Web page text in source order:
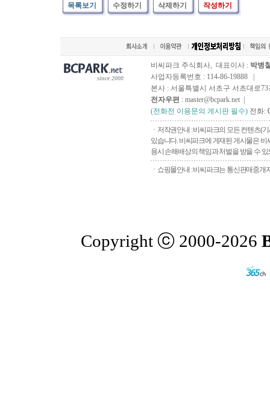
목록보기 수정하기 삭제하기 작성하기
since 2000
비씨파크 주식회사, 대표이사 : 박병
사업자등록번호 : 114-86-19888 |
본사 : 서울특별시 서초구 서초대로73
전자우편 : master@bcpark.net |
(전화전 이용문의 게시판 필수) 전화:
ㆍ저작권안내 : 비씨파크의 모든 컨텐츠(
있습니다. 비씨파크에 게재된 게시물은
용시 손해배상의 책임과 처벌을 받을 수
ㆍ쇼핑몰안내 : 비씨파크는 통신판매중개
Copyright ⓒ 2000-2026